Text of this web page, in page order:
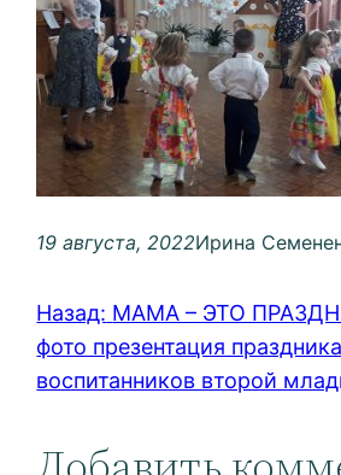
19 августа, 2022Ирина
Назад: МАМА – ЭТО
фото презентация
воспитанников второй